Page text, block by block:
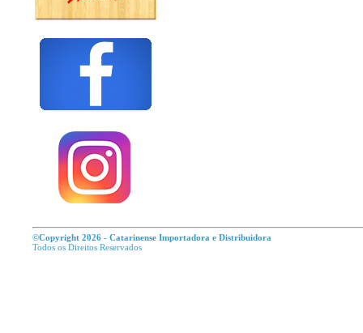
©Copyright 2026 - Catarinense Importadora e Distribuidora
Todos os Direitos